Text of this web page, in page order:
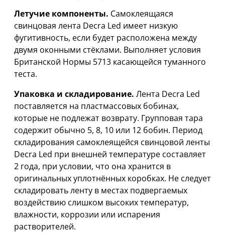
Летучие компоненты. Самоклеящаяся
свинцовая лента Decra Led имеет низкую
фугитивность, если будет расположена между
двумя оконными стёклами. Выполняет условия
Британской Нормы 5713 касающейся туманного
теста.
Упаковка и складирование. Лента Decra Led
поставляется на пластмассовых бобинах,
которые не подлежат возврату. Групповая тара
содержит обычно 5, 8, 10 или 12 бобин. Период
складирования самоклеящейся свинцовой ленты
Decra Led при внешней температуре составляет
2 года, при условии, что она хранится в
оригинальных уплотнённых коробках. Не следует
складировать ленту в местах подвергаемых
воздействию слишком высоких температур,
влажности, коррозии или испарения
растворителей.